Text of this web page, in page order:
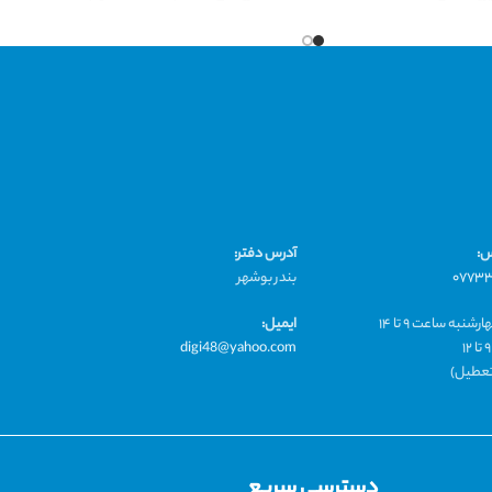
12 ساعت
اضافه و بگ چرمی
برای مکالمه با کیفیت
کیس شارژ با هر بار شارژ شدن 3 بار هدفون ها را شارژ
قابلیت اتصال به اندروید و ios
دارای کاور سیلیکونی اضافه و بگ چرمی
ساعت ۹ تا ۱۴
تعطیل)
آدرس دفتر:
بندر بوشهر
ایمیل:
digi48@yahoo.com